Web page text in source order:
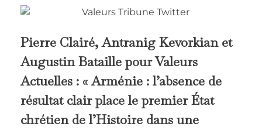
Pierre Clairé, Antranig Kevorkian et
Augustin Bataille pour Valeurs
Actuelles : « Arménie : l’absence de
résultat clair place le premier État
chrétien de l’Histoire dans une